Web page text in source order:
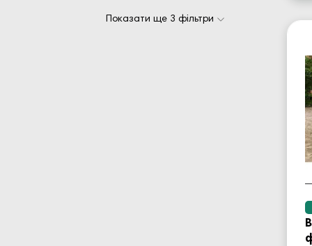
Показати ще 3 фільтри